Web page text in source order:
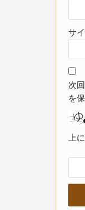
サ
次
を
上